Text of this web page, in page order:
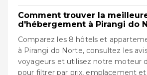
Comment trouver la
d'hébergement à Pirangi do
Comparez les 8 hôtels et
à Pirangi do Norte, consultez les
voyageurs et utilisez notre moteur
pour filtrer par prix, emplacement